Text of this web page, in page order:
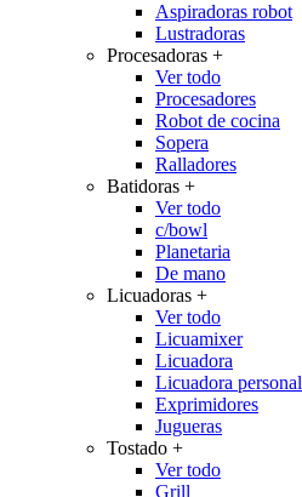
Aspiradoras robot
Lustradoras
Procesadoras +
Ver todo
Procesadores
Robot de cocina
Sopera
Ralladores
Batidoras +
Ver todo
c/bowl
Planetaria
De mano
Licuadoras +
Ver todo
Licuamixer
Licuadora
Licuadora personal
Exprimidores
Jugueras
Tostado +
Ver todo
Grill